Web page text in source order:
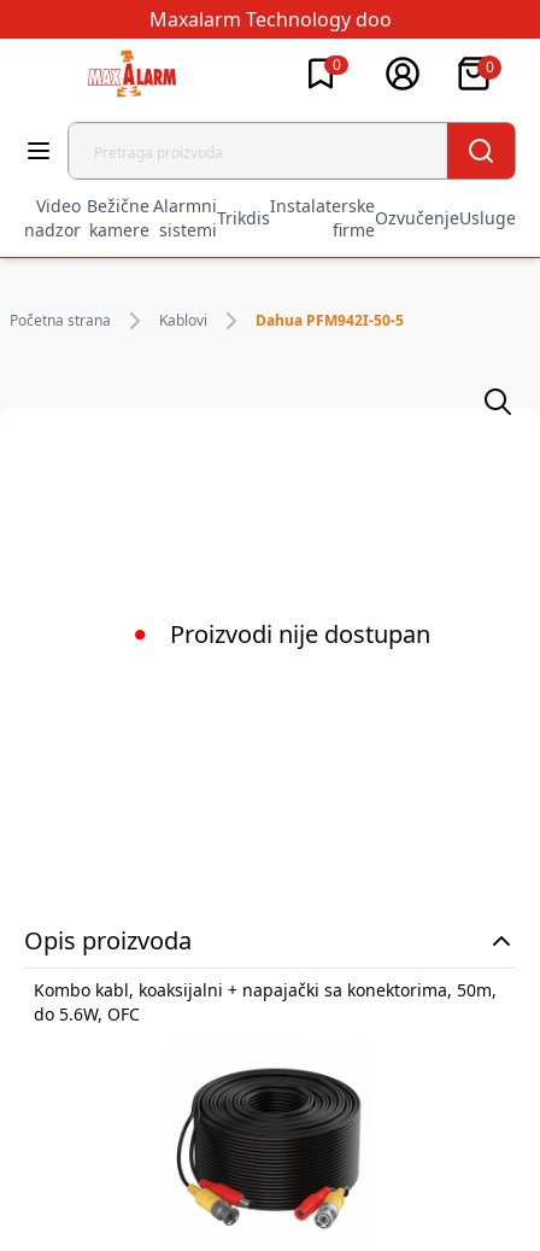
Maxalarm Technology doo
0 0
Video
nadzor
Bežične
kamere
Alarmni
sistemi
Trikdis
Instalaterske
firme
OzvučenjeUsluge
Početna strana Kablovi Dahua PFM942I-50-5
Proizvodi nije dostupan
Opis proizvoda
Kombo kabl, koaksijalni + napajački sa konektorima, 50m,
do 5.6W, OFC